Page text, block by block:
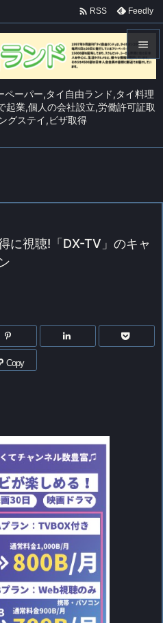
ペーパー,タイ自由ランド,タイ料理
起業,個人の会社設立,労働許可証取
グステイ,ビザ取得

メニュ


 RSS Feedly
に視聴!「DX-TV」のキャ
Copy